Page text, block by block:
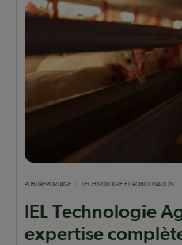
PUBLIREPORTAGE TECHNOLOGIE ET ROBOTISATION
IEL Technologie
expertise